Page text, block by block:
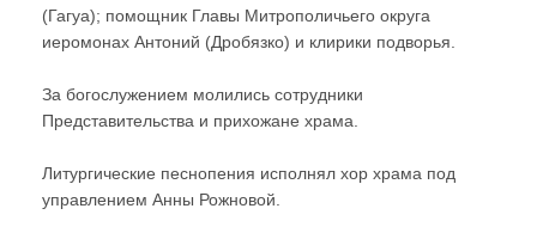
(Гагуа); помощник Главы Митрополичьего округа
иеромонах Антоний (Дробязко) и клирики подворья.
За богослужением молились сотрудники
Представительства и прихожане храма.
Литургические песнопения исполнял хор храма под
управлением Анны Рожновой.